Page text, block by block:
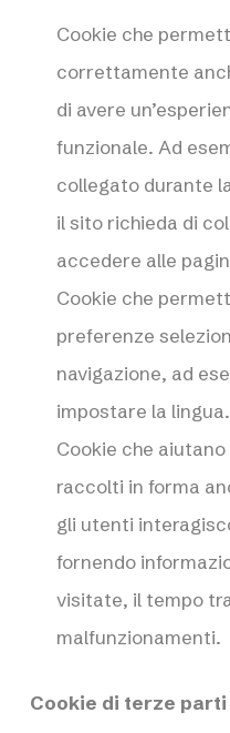
Cookie che
correttamente
di avere
funzionale. Ad
collegato durante
il sito richieda di
accedere alle
Cookie che
preferenze
navigazione, ad
impostare la lingua.
Cookie che
raccolti in forma
gli utenti
fornendo
visitate, il tempo
malfunzionamenti.
Cookie di terze parti